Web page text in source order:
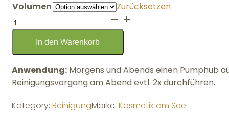
Volumen
Zurücksetzen
Foam
Sensitive
biomimetic
Menge
In den Warenkorb
Anwendung: Morgens und Abends einen Pumphub
Reinigungsvorgang am Abend evtl. 2x durchführen.
Kategory: ReinigungMarke: Kosmetik am See